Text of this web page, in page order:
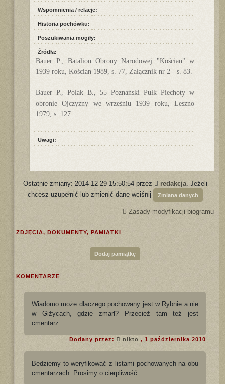
Wspomnienia / relacje:
Historia pochówku:
Poszukiwania mogiły:
Źródła:
Bauer P., Batalion Obrony Narodowej "Kościan" w
1939 roku, Kościan 1989, s. 77, Załącznik nr 2 - s. 83.
Bauer P., Polak B., 55 Poznański Pułk Piechoty w
obronie Ojczyzny we wrześniu 1939 roku, Leszno
1979, s. 127.
Uwagi:
Ostatnie zmiany: 2014-12-29 15:50:54 przez redakcja. Jeżeli
chcesz uzupełnić lub zmienić dane wciśnij
Zmiana danych
Zasady modyfikacji biogramu
ZDJĘCIA, DOKUMENTY, PAMIĄTKI
Dodaj pamiątkę
KOMENTARZE
Wiadomo może dlaczego pochowany jest w Rybnie a nie
w Giżycach, gdzie zmarł? Przecież tam też jest
cmentarz.
Dodany przez: nikto , 1 października 2010
Będziemy to weryfikować z listami pochowanych na obu
cmentarzach. Prosimy o cierpliwość.